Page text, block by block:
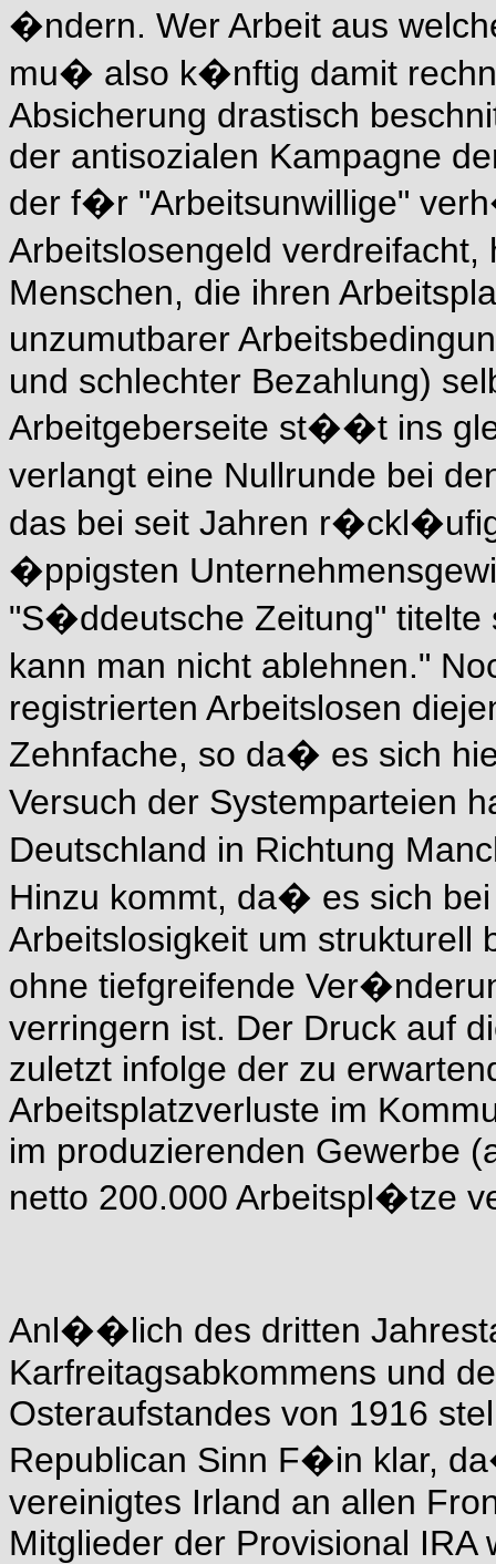
�ndern. Wer Arbeit aus
mu� also k�nftig damit
Absicherung drastisch
der antisozialen Kampagne
der f�r "Arbeitsunwillige"
Arbeitslosengeld
Menschen, die ihren
unzumutbarer
und schlechter Bezahlung)
Arbeitgeberseite st��t ins
verlangt eine Nullrunde bei
das bei seit Jahren
�ppigsten
"S�ddeutsche Zeitung" titelte
kann man nicht ablehnen."
registrierten Arbeitslosen
Zehnfache, so da� es sich
Versuch der Systemparteien
Deutschland in Richtung
Hinzu kommt, da� es sich
Arbeitslosigkeit um strukturell
ohne tiefgreifende
verringern ist. Der Druck auf
zuletzt infolge der zu
Arbeitsplatzverluste im
im produzierenden Gewerbe
netto 200.000 Arbeitspl�tze
Anl��lich des dritten
Karfreitagsabkommens und
Osteraufstandes von 1916
Republican Sinn F�in klar,
vereinigtes Irland an allen
Mitglieder der Provisional